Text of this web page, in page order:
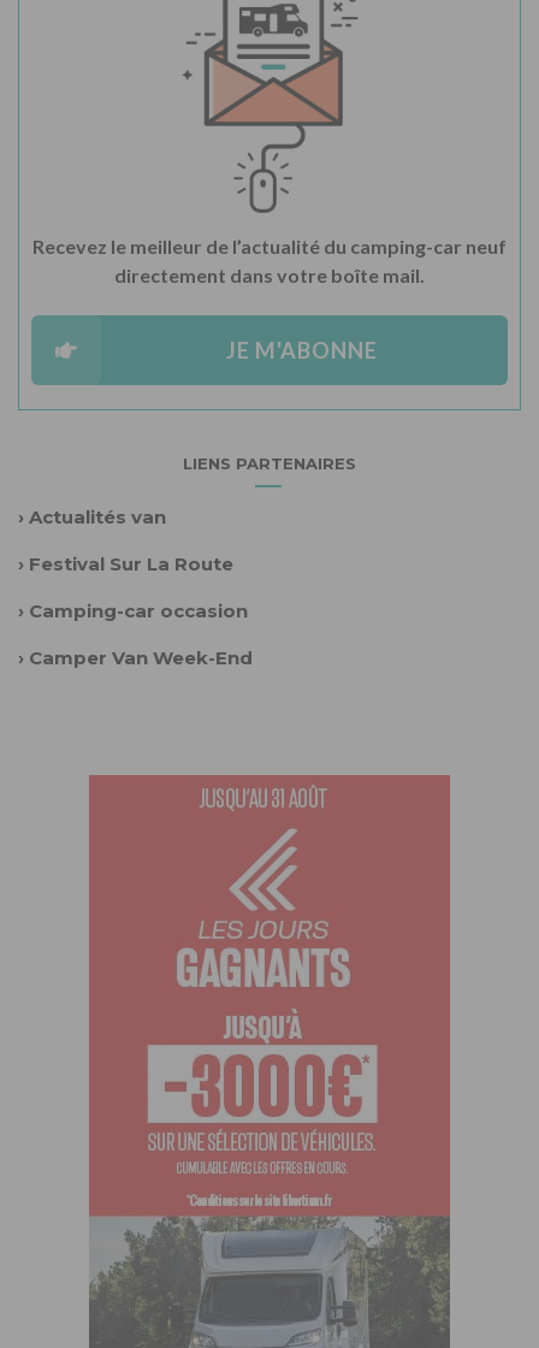
Recevez le meilleur de l’actualité du camping-car neuf
directement dans votre boîte mail.
JE M'ABONNE
LIENS PARTENAIRES
› Actualités van
› Festival Sur La Route
› Camping-car occasion
› Camper Van Week-End